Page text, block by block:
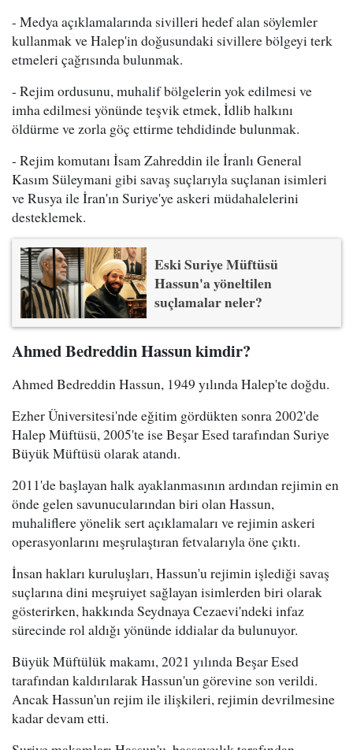
- Medya açıklamalarında sivilleri hedef alan söylemler
kullanmak ve Halep'in doğusundaki sivillere bölgeyi terk
etmeleri çağrısında bulunmak.
- Rejim ordusunu, muhalif bölgelerin yok edilmesi ve
imha edilmesi yönünde teşvik etmek, İdlib halkını
öldürme ve zorla göç ettirme tehdidinde bulunmak.
- Rejim komutanı İsam Zahreddin ile İranlı General
Kasım Süleymani gibi savaş suçlarıyla suçlanan isimleri
ve Rusya ile İran'ın Suriye'ye askeri müdahalelerini
desteklemek.
Eski Suriye Müftüsü
Hassun'a yöneltilen
suçlamalar neler?
Ahmed Bedreddin Hassun kimdir?
Ahmed Bedreddin Hassun, 1949 yılında Halep'te doğdu.
Ezher Üniversitesi'nde eğitim gördükten sonra 2002'de
Halep Müftüsü, 2005'te ise Beşar Esed tarafından Suriye
Büyük Müftüsü olarak atandı.
2011'de başlayan halk ayaklanmasının ardından rejimin en
önde gelen savunucularından biri olan Hassun,
muhaliflere yönelik sert açıklamaları ve rejimin askeri
operasyonlarını meşrulaştıran fetvalarıyla öne çıktı.
İnsan hakları kuruluşları, Hassun'u rejimin işlediği savaş
suçlarına dini meşruiyet sağlayan isimlerden biri olarak
gösterirken, hakkında Seydnaya Cezaevi'ndeki infaz
sürecinde rol aldığı yönünde iddialar da bulunuyor.
Büyük Müftülük makamı, 2021 yılında Beşar Esed
tarafından kaldırılarak Hassun'un görevine son verildi.
Ancak Hassun'un rejim ile ilişkileri, rejimin devrilmesine
kadar devam etti.